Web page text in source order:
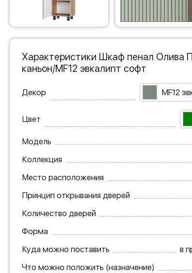
Характеристики Шкаф пенал Олива
каньон/MF12 эвкалипт софт
Декор MF12
Цвет
Модель
Коллекция
Место расположения
Принцип открывания дверей
Количество дверей
Форма
Куда можно поставить
в
Что можно положить (назначение)